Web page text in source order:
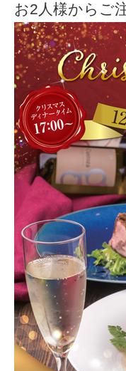
お2人様からご